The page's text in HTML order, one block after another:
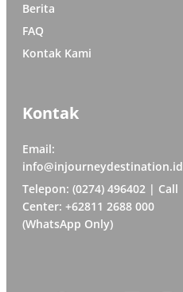
Berita
FAQ
Kontak Kami
Kontak
Email:
info@injourneydestination.id
Telepon: (0274) 496402 | Call
Center: +62811 2688 000
(WhatsApp Only)